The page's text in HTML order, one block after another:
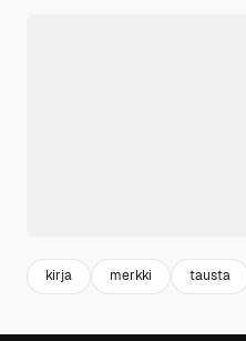
kirja merkki tausta